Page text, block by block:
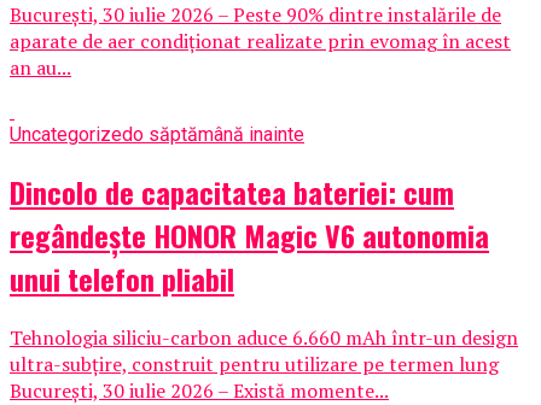
București, 30 iulie 2026 – Peste 90% dintre instalările de
aparate de aer condiționat realizate prin evomag în acest
an au...
Uncategorizedo săptămână inainte
Dincolo de capacitatea bateriei: cum
regândește HONOR Magic V6 autonomia
unui telefon pliabil
Tehnologia siliciu-carbon aduce 6.660 mAh într-un design
ultra-subțire, construit pentru utilizare pe termen lung
București, 30 iulie 2026 – Există momente...